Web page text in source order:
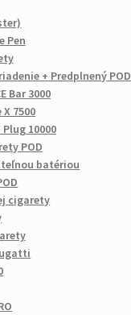
Pen
+ Predplnený POD
Bar 3000
7500
10000
POD
batériou
cigarety